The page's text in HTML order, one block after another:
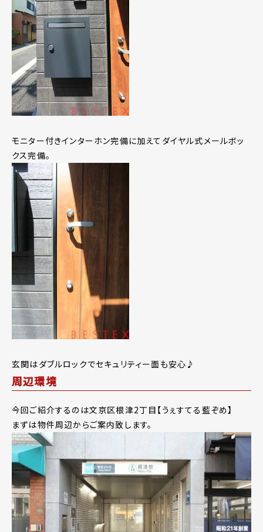
モニター付きインターホン完備に加えてダイヤル式メールボッ
クス完備。
玄関はダブルロックでセキュリティー面も安心♪
周辺環境
今回ご紹介するのは文京区根津2丁目【うぇすてる藍ぞめ】
まずは物件周辺からご案内致します。